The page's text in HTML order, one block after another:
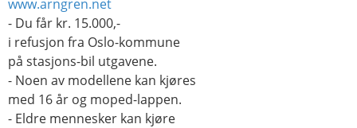
www.arngren.net
- Du får kr. 15.000,-
i refusjon fra Oslo-kommune
på stasjons-bil utgavene.
- Noen av modellene kan kjøres
med 16 år og moped-lappen.
- Eldre mennesker kan kjøre